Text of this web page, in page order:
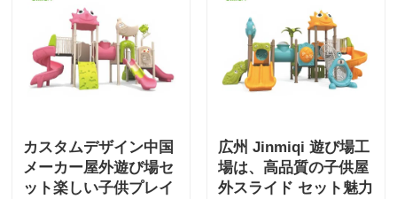
カスタムデザイン中国
メーカー屋外遊び場セ
ット楽しい子供プレイ
広州 Jinmiqi 遊び場工
場は、高品質の子供屋
外スライド セット魅力